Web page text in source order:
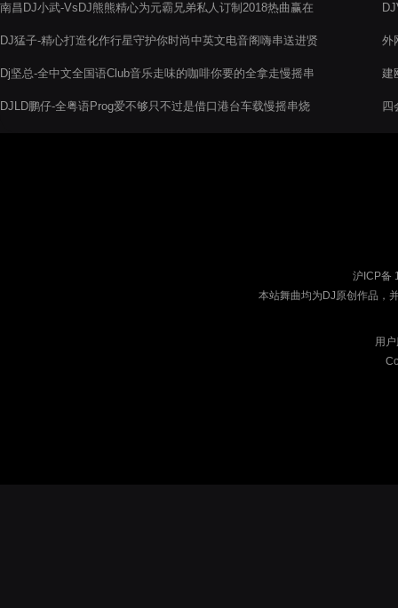
南昌DJ小武-VsDJ熊熊精心为元霸兄弟私人订制2018热曲赢在
DJ猛子-精心打造化作行星守护你时尚中英文电音阁嗨串送进贤
Dj坚总-全中文全国语Club音乐走味的咖啡你要的全拿走慢摇串
DJLD鹏仔-全粤语Prog爱不够只不过是借口港台车载慢摇串烧
外
建
四
沪ICP备
本站舞曲均为DJ原创作品，
用